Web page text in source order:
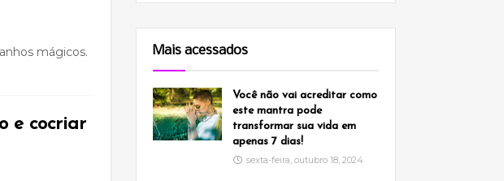
mágicos.
e cocriar
Mais acessados
Você não vai acreditar como
este mantra pode
transformar sua vida em
apenas 7 dias!
sexta-feira, outubro 18, 2024